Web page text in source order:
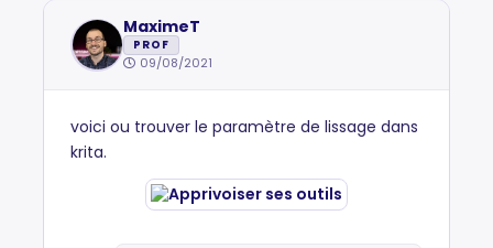
MaximeT
PROF
09/08/2021
voici ou trouver le paramètre de lissage dans
krita.